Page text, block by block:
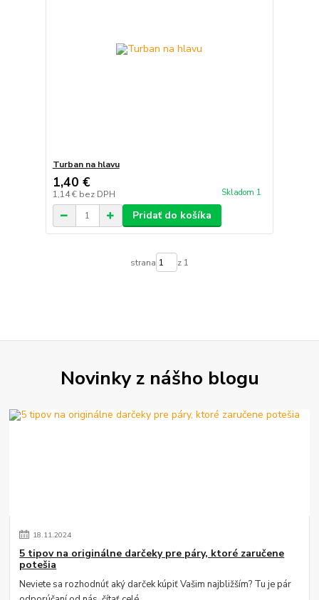
Turban na hlavu
1,40 €
1,14 € bez DPH Skladom 1
Pridať do košíka
strana z 1
Novinky z nášho blogu
18.11.2024
5 tipov na originálne darčeky pre páry, ktoré zaručene
potešia
Neviete sa rozhodnúť aký darček kúpiť Vašim najbližším? Tu je pár